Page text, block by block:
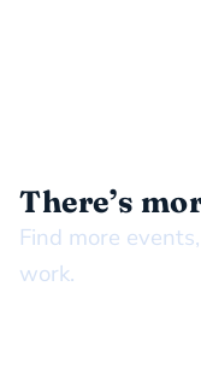
There’s
Find more
work.